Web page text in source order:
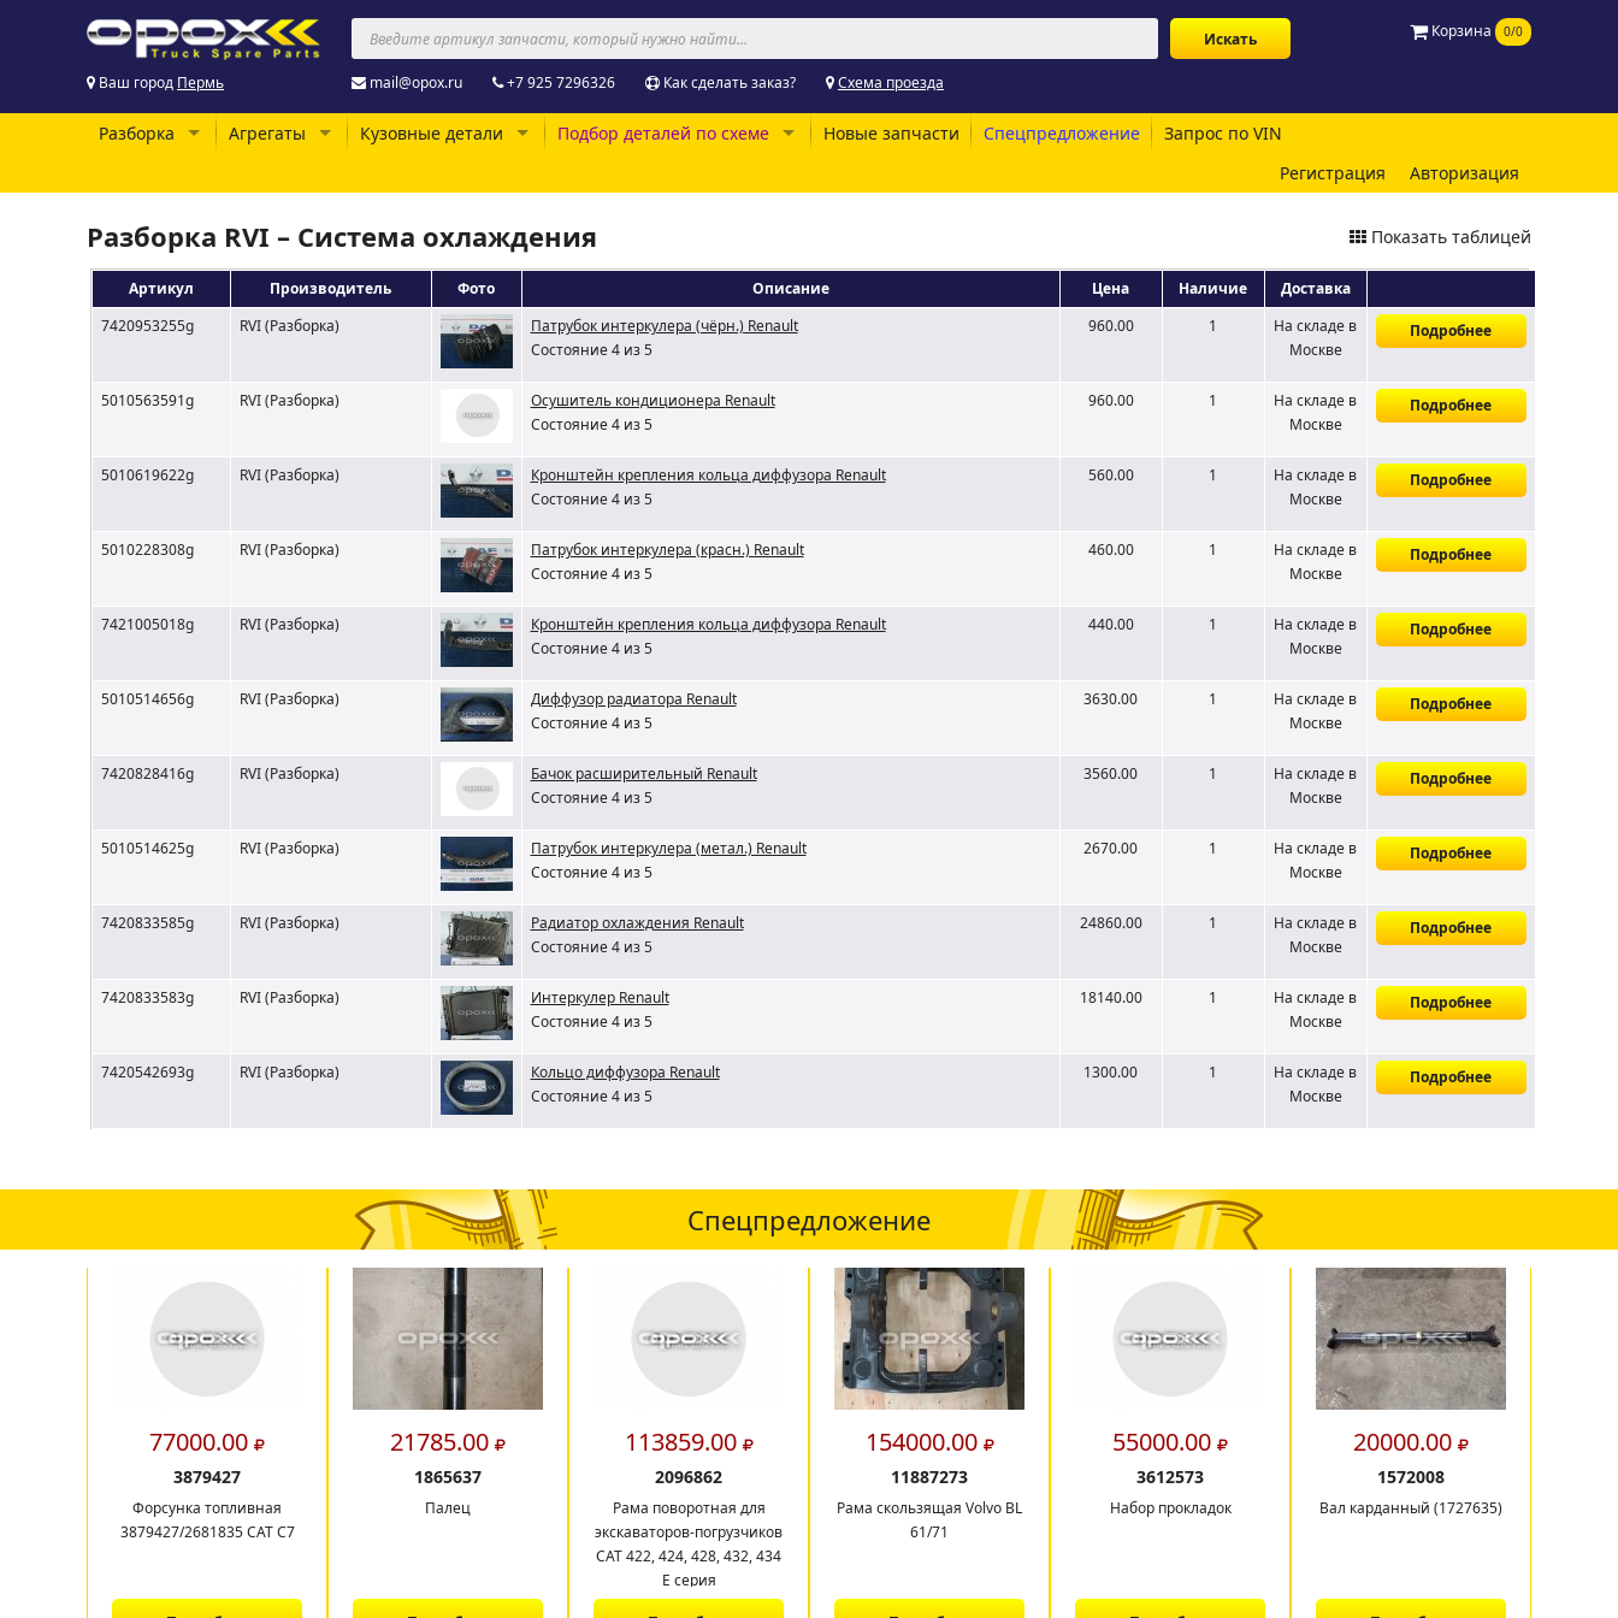
Корзина 0/0
Ваш город Пермь mail@opox.ru +7 925 7296326 Как сделать заказ? Схема проезда
Разборка Агрегаты Кузовные детали Подбор деталей по схеме Новые запчасти Спецпредложение
Запрос по VIN
Регистрация
Авторизация
Разборка RVI – Система охлаждения Показать таблицей
Артикул Производитель Фото Описание Цена Наличие
Доставка
7420953255g
RVI (Разборка)
Патрубок интеркулера (чёрн.) Renault
Состояние 4 из 5
960.00 1 На складе в
Москве
Подробнее
5010563591g RVI (Разборка)
Осушитель кондиционера Renault
Состояние 4 из 5
960.00 1 На складе в
Москве
Подробнее
5010619622g RVI (Разборка)
Кронштейн крепления кольца диффузора Renault
Состояние 4 из 5
560.00 1 На складе в
Москве
Подробнее
5010228308g RVI (Разборка)
Патрубок интеркулера (красн.) Renault
Состояние 4 из 5
460.00 1 На складе в
Москве
Подробнее
7421005018g RVI (Разборка)
Кронштейн крепления кольца диффузора Renault
Состояние 4 из 5
440.00 1 На складе в
Москве
Подробнее
5010514656g RVI (Разборка)
Диффузор радиатора Renault
Состояние 4 из 5
3630.00 1 На складе в
Москве
Подробнее
7420828416g RVI (Разборка)
Бачок расширительный Renault
Состояние 4 из 5
3560.00 1 На складе в
Москве
Подробнее
5010514625g RVI (Разборка)
Патрубок интеркулера (метал.) Renault
Состояние 4 из 5
2670.00 1 На складе в
Москве
Подробнее
7420833585g RVI (Разборка)
Радиатор охлаждения Renault
Состояние 4 из 5
24860.00 1 На складе в
Москве
Подробнее
7420833583g RVI (Разборка)
Интеркулер Renault
Состояние 4 из 5
18140.00 1 На складе в
Москве
Подробнее
7420542693g RVI (Разборка)
Кольцо диффузора Renault
Состояние 4 из 5
1300.00 1 На складе в
Москве
Подробнее
Спецпредложение
77000.00
3879427
Форсунка топливная
3879427/2681835 CAT C7
21785.00
1865637
Палец
113859.00
2096862
Рама поворотная для
экскаваторов-погрузчиков
CAT 422, 424, 428, 432, 434
E серия
154000.00
11887273
Рама скользящая Volvo BL
61/71
55000.00
3612573
Набор прокладок
20000.00
1572008
Вал карданный (1727635)